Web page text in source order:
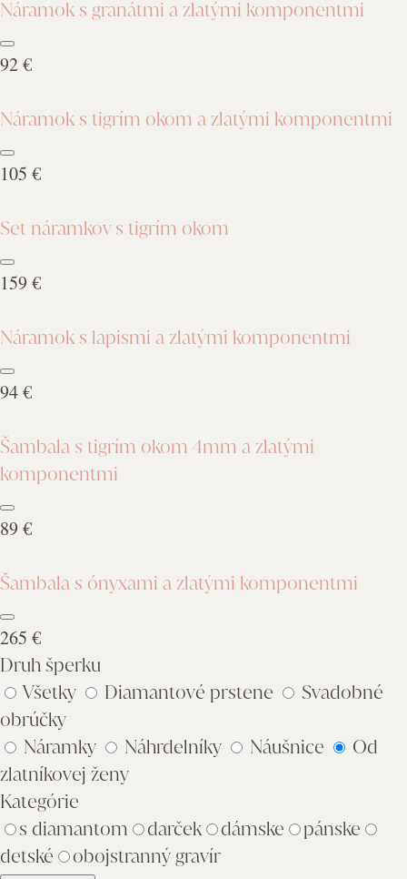
Náramok s granátmi a zlatými komponentmi
92 €
Náramok s tigrím okom a zlatými komponentmi
105 €
Set náramkov s tigrím okom
159 €
Náramok s lapismi a zlatými komponentmi
94 €
Šambala s tigrím okom 4mm a zlatými
komponentmi
89 €
Šambala s ónyxami a zlatými komponentmi
265 €
Druh šperku
Všetky
Diamantové prstene
Svadobné
obrúčky
Náramky
Náhrdelníky Náušnice
Od
zlatníkovej ženy
Kategórie
s diamantom
darček dámske
pánske
detské
obojstranný gravír